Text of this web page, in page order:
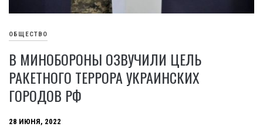
ОБЩЕСТВО
В МИНОБОРОНЫ ОЗВУЧИЛИ ЦЕЛЬ
РАКЕТНОГО ТЕРРОРА УКРАИНСКИХ
ГОРОДОВ РФ
28 ИЮНЯ, 2022